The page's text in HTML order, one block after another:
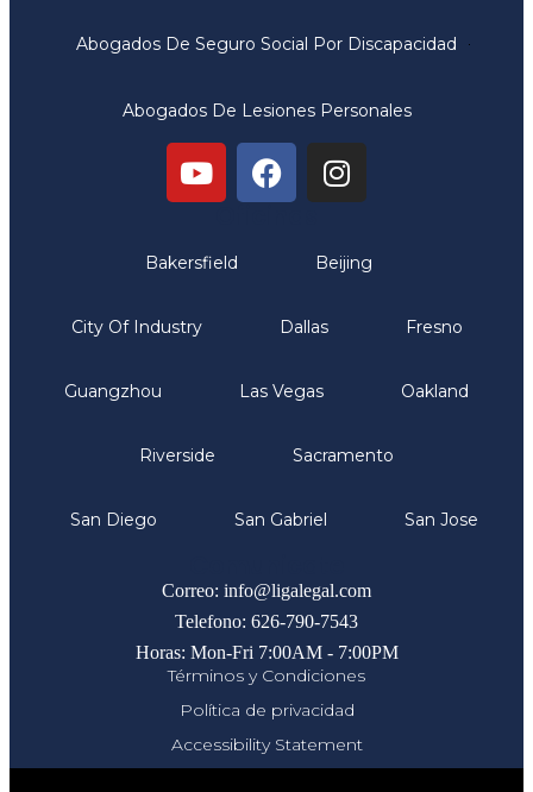
Abogados De Seguro Social Por Discapacidad
Abogados De Lesiones Personales
Bakersfield Beijing
City Of Industry Dallas Fresno
Guangzhou Las Vegas Oakland
Riverside Sacramento
San Diego San Gabriel San Jose
Correo: info@ligalegal.com
Telefono: 626-790-7543
Horas: Mon-Fri 7:00AM - 7:00PM
Términos y Condiciones
Política de privacidad
Accessibility Statement